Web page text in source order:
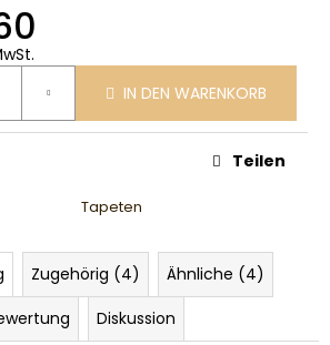
IN DEN WARENKORB
Tapeten
Teilen
Zugehörig (4)
Ähnliche (4)
Diskussion